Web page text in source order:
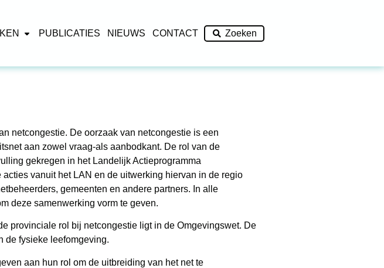
PUBLICATIES NIEUWS CONTACT Zoeken
netcongestie. De oorzaak van netcongestie is een
aan zowel vraag-als aanbodkant. De rol van de
gekregen in het Landelijk Actieprogramma
vanuit het LAN en de uitwerking hiervan in de regio
gemeenten en andere partners. In alle
deze samenwerking vorm te geven.
provinciale rol bij netcongestie ligt in de Omgevingswet. De
de fysieke leefomgeving.
aan hun rol om de uitbreiding van het net te